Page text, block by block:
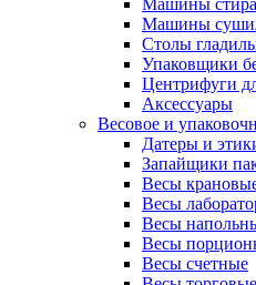
Машины
Машины
Столы
Упаковщики
Центрифуги
Аксессуары
Весовое и
Датеры и
Запайщики
Весы
Весы
Весы
Весы
Весы счетные